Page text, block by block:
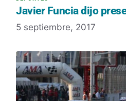
Javier Funcia dijo
5 septiembre, 2017